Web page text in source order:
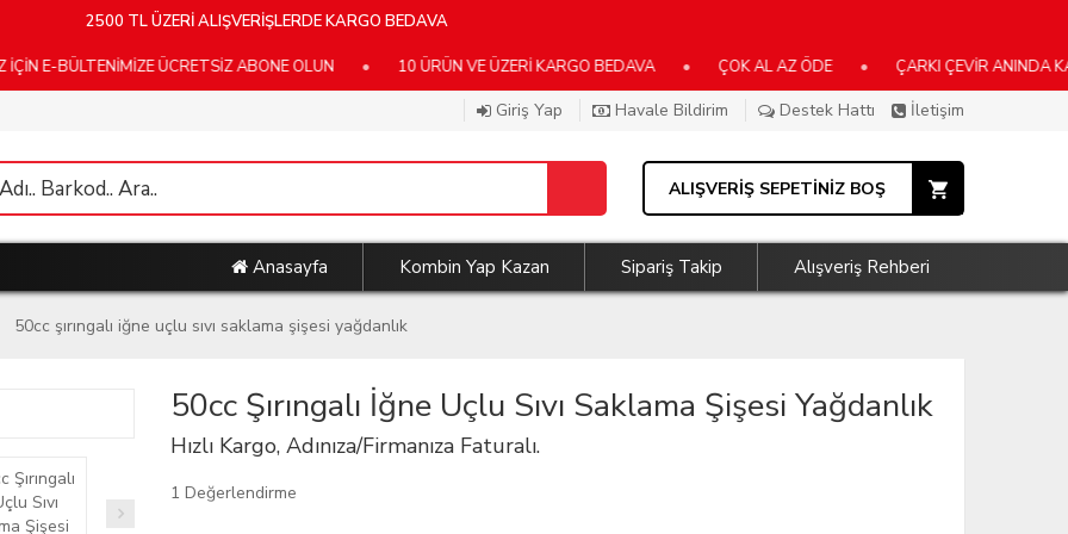
2500 TL ÜZERİ ALIŞVERİŞLERDE KARGO BEDAVA
ÜCRETSİZ ABONE OLUN • 10 ÜRÜN VE ÜZERİ KARGO BEDAVA • ÇOK AL AZ ÖDE • ÇARKI ÇEVİR ANINDA KAZAN
Giriş Yap Havale Bildirim Destek Hattı İletişim
ALIŞVERİŞ SEPETİNİZ BOŞ
Anasayfa Kombin Yap Kazan Sipariş Takip Alışveriş Rehberi
50cc şırıngalı i̇ğne uçlu sıvı saklama şişesi yağdanlık
50cc Şırıngalı İğne Uçlu Sıvı Saklama Şişesi Yağdanlık
Hızlı Kargo, Adınıza/Firmanıza Faturalı.
1 Değerlendirme